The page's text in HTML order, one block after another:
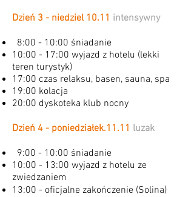
Dzień 3 - niedziel 10.11 intensywny
8:00 - 10:00 śniadanie
10:00 - 17:00 wyjazd z hotelu (lekki
teren turystyk)
17:00 czas relaksu, basen, sauna, spa
19:00 kolacja
20:00 dyskoteka klub nocny
Dzień 4 - poniedziałek.11.11 luzak
9:00 - 10:00 śniadanie
10:00 - 13:00 wyjazd z hotelu ze
zwiedzaniem
13:00 - oficjalne zakończenie (Solina)